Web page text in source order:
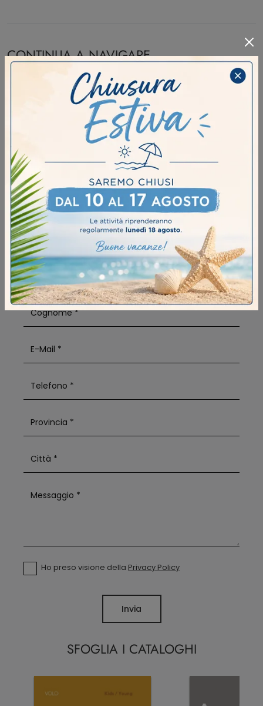
CONTINUA A NAVIGARE
Camerette Colombini Casa Brescia
Camerette Colombini Casa Fidenza
Camerette Colombini Casa Manerbio
Camerette Colombini Casa Soresina
SFOGLIA I CATALOGHI
RICHIEDI MAGGIORI INFORMAZIONI
Ho preso visione della Privacy Policy
Invia